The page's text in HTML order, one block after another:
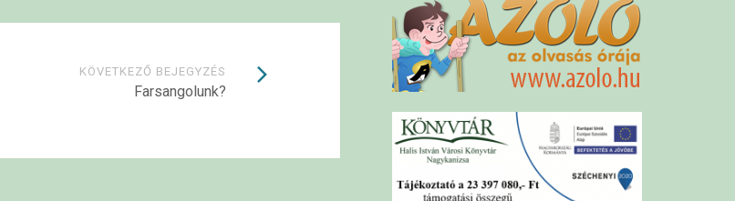
KÖVETKEZŐ BEJEGYZÉS
Farsangolunk?